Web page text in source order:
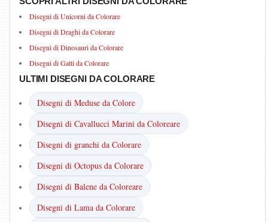
Disegni di Unicorni da Colorare
Disegni di Draghi da Colorare
Disegni di Dinosauri da Colorare
Disegni di Gatti da Colorare
ULTIMI DISEGNI DA COLORARE
Disegni di Meduse da Colore
Disegni di Cavallucci Marini da Coloreare
Disegni di granchi da Colorare
Disegni di Octopus da Colorare
Disegni di Balene da Coloreare
Disegni di Lama da Colorare